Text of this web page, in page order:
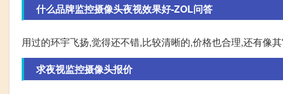
什么品牌监控摄像头夜视效果好-ZOL问答
用过的环宇飞扬,觉得还不错,比较清晰的,价格也合理,还有像
求夜视监控摄像头报价